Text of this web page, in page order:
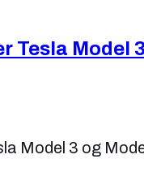
Tesla Model
Model 3 og